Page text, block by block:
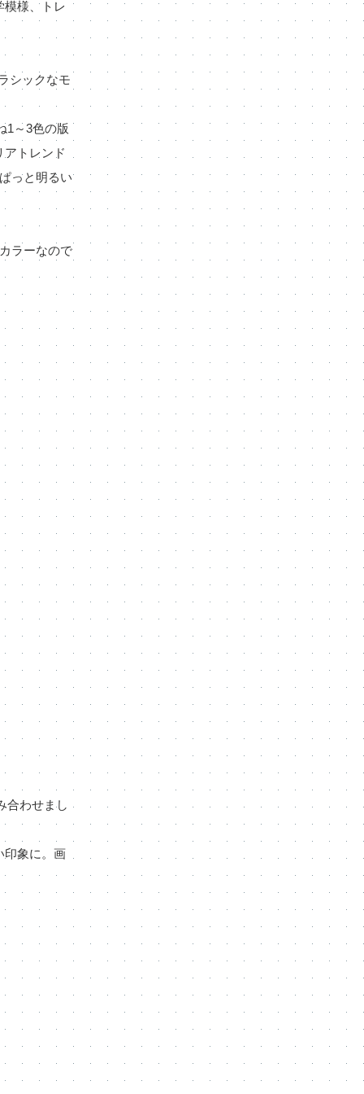
模様、トレ
シックなモ
1～3色の版
アトレンド
っと明るい
ラーなので
合わせまし
印象に。画